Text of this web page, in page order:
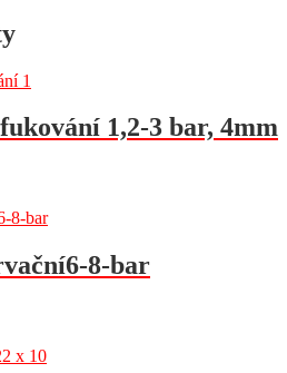
1,2-3 bar, 4mm
8-bar